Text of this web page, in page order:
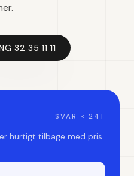
32 35 11 11
SVAR < 24T
hurtigt tilbage med pris